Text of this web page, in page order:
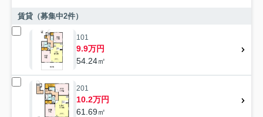
賃貸（募集中2件）
101
9.9万円
54.24㎡
201
10.2万円
61.69㎡